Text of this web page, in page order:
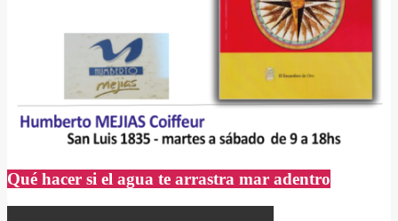
Qué hacer si el agua te arrastra mar adentro